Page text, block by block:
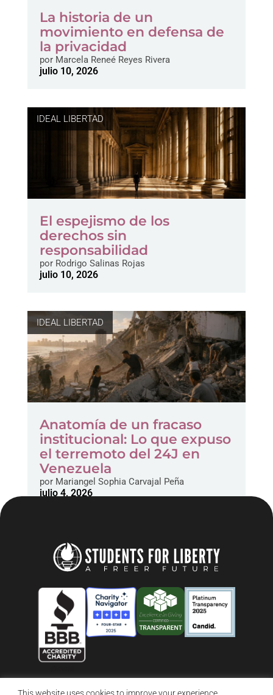
La historia de un
movimiento en defensa de
la privacidad
porMarcela Reneé Reyes Rivera
julio 10, 2026
IDEAL LIBERTAD
El espejismo de los
derechos sin
responsabilidad
porRodrigo Salinas Rojas
julio 10, 2026
IDEAL LIBERTAD
Anatomía de un fracaso
institucional: Lo que expuso
el terremoto del 24J en
Venezuela
porMariangel Sophia Carvajal Peña
julio 4, 2026